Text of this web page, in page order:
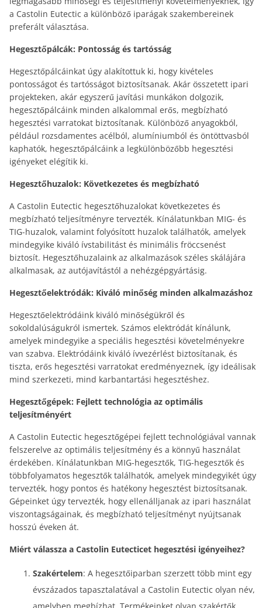
a Castolin Eutectic a különböző iparágak szakembereinek
preferált választása.
Hegesztőpálcák: Pontosság és tartósság
Hegesztőpálcáinkat úgy alakítottuk ki, hogy kivételes
pontosságot és tartósságot biztosítsanak. Akár összetett ipari
projekteken, akár egyszerű javítási munkákon dolgozik,
hegesztőpálcáink minden alkalommal erős, megbízható
hegesztési varratokat biztosítanak. Különböző anyagokból,
például rozsdamentes acélból, alumíniumból és öntöttvasból
kaphatók, hegesztőpálcáink a legkülönbözőbb hegesztési
igényeket elégítik ki.
Hegesztőhuzalok: Következetes és megbízható
A Castolin Eutectic hegesztőhuzalokat következetes és
megbízható teljesítményre tervezték. Kínálatunkban MIG- és
TIG-huzalok, valamint folyósított huzalok találhatók, amelyek
mindegyike kiváló ívstabilitást és minimális fröccsenést
biztosít. Hegesztőhuzalaink az alkalmazások széles skálájára
alkalmasak, az autójavítástól a nehézgépgyártásig.
Hegesztőelektródák: Kiváló minőség minden alkalmazáshoz
Hegesztőelektródáink kiváló minőségükről és
sokoldalúságukról ismertek. Számos elektródát kínálunk,
amelyek mindegyike a speciális hegesztési követelményekre
van szabva. Elektródáink kiváló ívvezérlést biztosítanak, és
tiszta, erős hegesztési varratokat eredményeznek, így ideálisak
mind szerkezeti, mind karbantartási hegesztéshez.
Hegesztőgépek: Fejlett technológia az optimális
teljesítményért
A Castolin Eutectic hegesztőgépei fejlett technológiával vannak
felszerelve az optimális teljesítmény és a könnyű használat
érdekében. Kínálatunkban MIG-hegesztők, TIG-hegesztők és
többfolyamatos hegesztők találhatók, amelyek mindegyikét úgy
tervezték, hogy pontos és hatékony hegesztést biztosítsanak.
Gépeinket úgy tervezték, hogy ellenálljanak az ipari használat
viszontagságainak, és megbízható teljesítményt nyújtsanak
hosszú éveken át.
Miért válassza a Castolin Eutecticet hegesztési igényeihez?
Szakértelem: A hegesztőiparban szerzett több mint egy
évszázados tapasztalatával a Castolin Eutectic olyan név,